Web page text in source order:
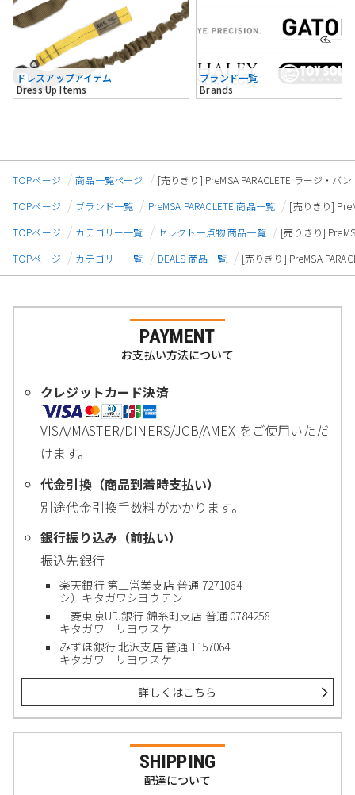
ドレスアップアイテム
Dress Up Items
ブランド一覧
Brands
TOPページ 商品一覧ページ
[売りきり] PreMSA PARACLETE ラージ・バ
TOPページ
ブランド一覧 PreMSA PARACLETE 商品一覧
[売りきり]
TOPページ
カテゴリー一覧 セレクト一点物 商品一覧
[売りきり]
TOPページ
カテゴリー一覧 DEALS 商品一覧 [売りきり] PreMSA
PAYMENT
お支払い方法について
クレジットカード決済
VISA/MASTER/DINERS/JCB/AMEX をご使用いただ
けます。
代金引換（商品到着時支払い）
別途代金引換手数料がかかります。
銀行振り込み（前払い）
振込先銀行
楽天銀行 第二営業支店 普通 7271064
シ）キタガワシヨウテン
三菱東京UFJ銀行 錦糸町支店 普通 0784258
キタガワ リヨウスケ
みずほ銀行 北沢支店 普通 1157064
キタガワ リヨウスケ
詳しくはこちら
SHIPPING
配達について